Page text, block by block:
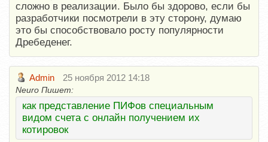
сложно в реализации. Было бы здорово, если бы
разработчики посмотрели в эту сторону, думаю
это бы способствовало росту популярности
Дребеденег.
Admin 25 ноября 2012 14:18
Neuro Пишет:
как представление ПИФов специальным
видом счета с онлайн получением их
котировок